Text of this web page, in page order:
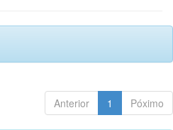
Anterior 1 Póximo